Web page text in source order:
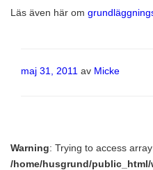
Läs även här om
Publicerat
maj 31, 2011 av Micke
Warning: Trying to access
/home/husgrund/public_html/